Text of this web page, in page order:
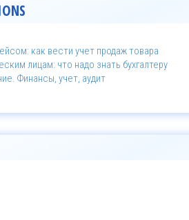
как вести учет продаж товара
лицам: что надо знать бухгалтеру
Финансы, учет, аудит